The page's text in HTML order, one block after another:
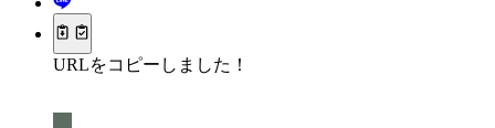
URLをコピーしました！